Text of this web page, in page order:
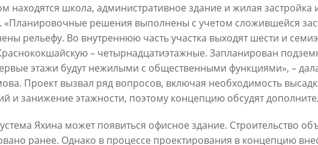
находятся школа, административное здание и жилая застройка
«Планировочные решения выполнены с учетом сложившейся
рельефу. Во внутреннюю часть участка выходят шести и
– четырнадцатиэтажные. Запланирован
этажи будут нежилыми с общественными функциями», –
Проект вызвал ряд вопросов, включая необходимость
и занижение этажности, поэтому концепцию обсудят
Яхина может появиться офисное здание. Строительство
ранее. Однако в процессе проектирования в концепцию
ЛИЦА НОВОСТИ БИОГРАФИЯ ФОТО ВИДЕО
наполнение и сопровождение сайта Мэра Казани является информационное
сайта Мэра Казани могут быть воспроизведены в любых средствах массовой
иных носителях без каких-либо ограничений по объему и срокам публикации. Условием
ссылка на первоисточник (в случае копирования информации портала в сети Интернет -
согласия на перепечатку со стороны информационного агентства «Город Казань KZN.RU»
Мэрии Казани не требуется.
МЭРИЯ КАЗАНИ ИНТЕРНЕТ-ПРИЕМНАЯ